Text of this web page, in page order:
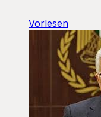
Vorlesen